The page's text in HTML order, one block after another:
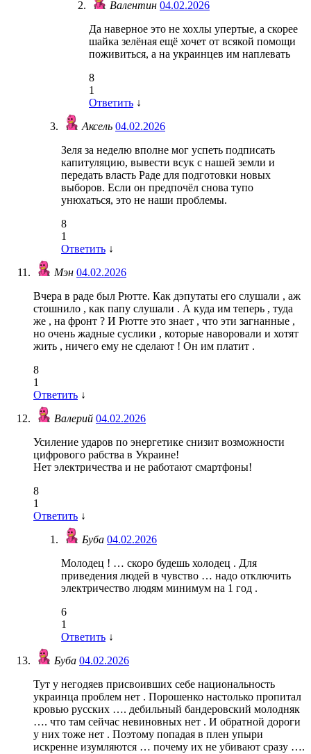
Валентин 04.02.2026
Да наверное это не хохлы упертые, а скорее
шайка зелёная ещё хочет от всякой помощи
поживиться, а на украинцев им наплевать
8
1
Ответить ↓
Аксель 04.02.2026
Зеля за неделю вполне мог успеть подписать
капитуляцию, вывести всук с нашей земли и
передать власть Раде для подготовки новых
выборов. Если он предпочёл снова тупо
унюхаться, это не наши проблемы.
8
1
Ответить ↓
Мэн 04.02.2026
Вчера в раде был Рютте. Как дэпутаты его слушали , аж
стошнило , как папу слушали . А куда им теперь , туда
же , на фронт ? И Рютте это знает , что эти загнанные ,
но очень жадные суслики , которые наворовали и хотят
жить , ничего ему не сделают ! Он им платит .
8
1
Ответить ↓
Валерий 04.02.2026
Усиление ударов по энергетике снизит возможности
цифрового рабства в Украине!
Нет электричества и не работают смартфоны!
8
1
Ответить ↓
Буба 04.02.2026
Молодец ! … скоро будешь холодец . Для
приведения людей в чувство … надо отключить
электричество людям минимум на 1 год .
6
1
Ответить ↓
Буба 04.02.2026
Тут у негодяев присвоивших себе национальность
украинца проблем нет . Порошенко настолько пропитал
кровью русских …. дебильный бандеровский молодняк
…. что там сейчас невиновных нет . И обратной дороги
у них тоже нет . Поэтому попадая в плен упыри
искренне изумляются … почему их не убивают сразу ….